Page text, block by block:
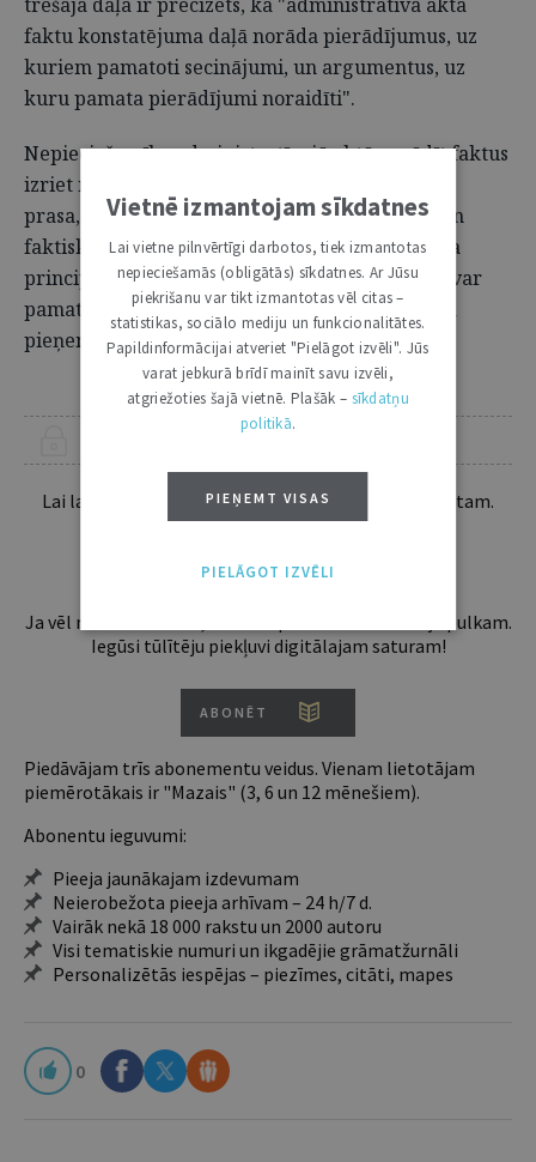
faktu konstatējuma daļā norāda pierādījumus, uz
kuriem pamatoti secinājumi, un argumentus, uz
kuru pamata pierādījumi noraidīti".
Nepieciešamība administratīvajā aktā norādīt faktus
izriet no objektīvā izmeklēšanas principa, kurš
prasa, lai tiktu noskaidroti visi lietas būtiskie un
faktiskie apstākļi, kā arī no patvaļas aizlieguma
principa, saskaņā ar kuru administratīvo aktu var
pamatot ar faktiem, kuri nepieciešami lēmuma
pieņemšanai.
Lai lasītu šo rakstu tālāk, Tev jābūt žurnāla abonentam.
Esošos abonentus lūdzam autorizēties:
Ja vēl neesi abonents, aicinām pievienoties lasītāju pulkam.
Iegūsi tūlītēju piekļuvi digitālajam saturam!
ABONĒT
Piedāvājam trīs abonementu veidus. Vienam lietotājam
piemērotākais ir "Mazais" (3, 6 un 12 mēnešiem).
Abonentu ieguvumi:
Pieeja jaunākajam izdevumam
Neierobežota pieeja arhīvam – 24 h/7 d.
Vairāk nekā 18 000 rakstu un 2000 autoru
Visi tematiskie numuri un ikgadējie grāmatžurnāli
Personalizētās iespējas – piezīmes, citāti, mapes
0
Vietnē izmantojam sīkdatnes
Lai vietne pilnvērtīgi darbotos, tiek izmantotas
nepieciešamās (obligātās) sīkdatnes. Ar Jūsu
piekrišanu var tikt izmantotas vēl citas –
statistikas, sociālo mediju un funkcionalitātes.
Papildinformācijai atveriet "Pielāgot izvēli". Jūs
varat jebkurā brīdī mainīt savu izvēli,
atgriežoties šajā vietnē. Plašāk – sīkdatņu
politikā.
PIEŅEMT VISAS
PIELĀGOT IZVĒLI